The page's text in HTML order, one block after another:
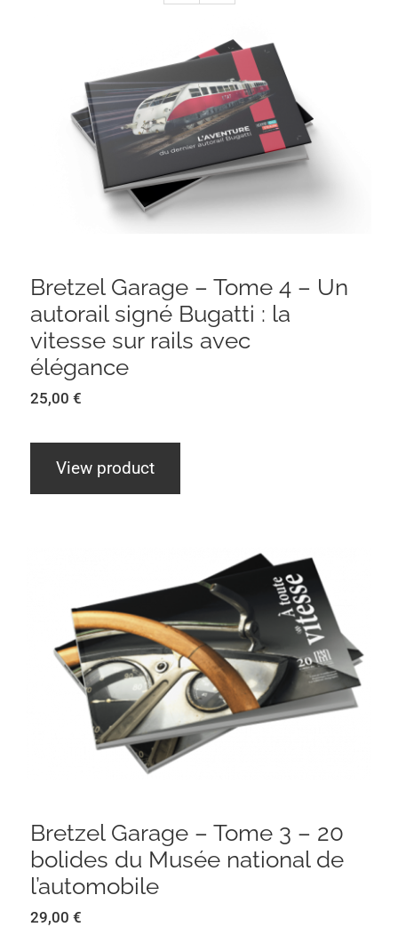
Bretzel Garage – Tome 4 – Un autorail
signé Bugatti : la vitesse sur rails avec
élégance
Bretzel Garage – Tome 4 – Un
autorail signé Bugatti : la
vitesse sur rails avec
élégance
25,00€
View product
Bretzel Garage – Tome 3 – 20 bolides
du Musée national de l’automobile
Bretzel Garage – Tome 3 – 20
bolides du Musée national de
l’automobile
29,00€